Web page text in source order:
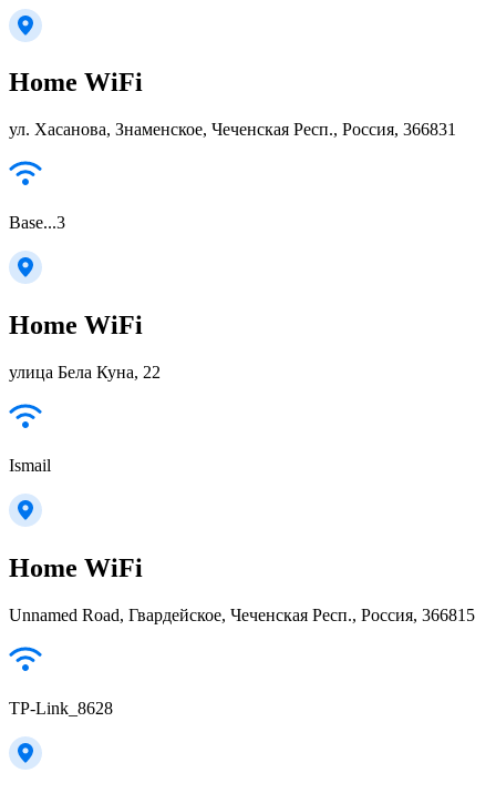
Home WiFi
ул. Хасанова, Знаменское, Чеченская Респ., Россия, 366831
Base...3
Home WiFi
улица Бела Куна, 22
Ismail
Home WiFi
Unnamed Road, Гвардейское, Чеченская Респ., Россия, 366815
TP-Link_8628